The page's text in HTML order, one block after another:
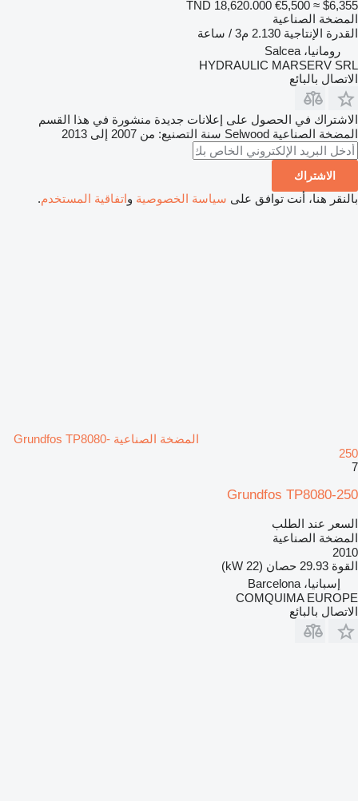
TND 18,620.000 €5,500 ≈ $6,355
المضخة الصناعية
القدرة الإنتاجية 2.130 م3 / ساعة
رومانيا، Salcea
HYDRAULIC MARSERV SRL
الاتصال بالبائع
الاشتراك في الحصول على إعلانات جديدة منشورة في هذا القسم
المضخة الصناعية Selwood سنة التصنيع: من 2007 إلى 2013
الاشتراك
بالنقر هنا، أنت توافق على سياسة الخصوصية واتفاقية المستخدم.
المضخة الصناعية Grundfos TP8080-
250
7
Grundfos TP8080-250
السعر عند الطلب
المضخة الصناعية
2010
القوة 29.93 حصان (22 kW)
إسبانيا، Barcelona
COMQUIMA EUROPE
الاتصال بالبائع